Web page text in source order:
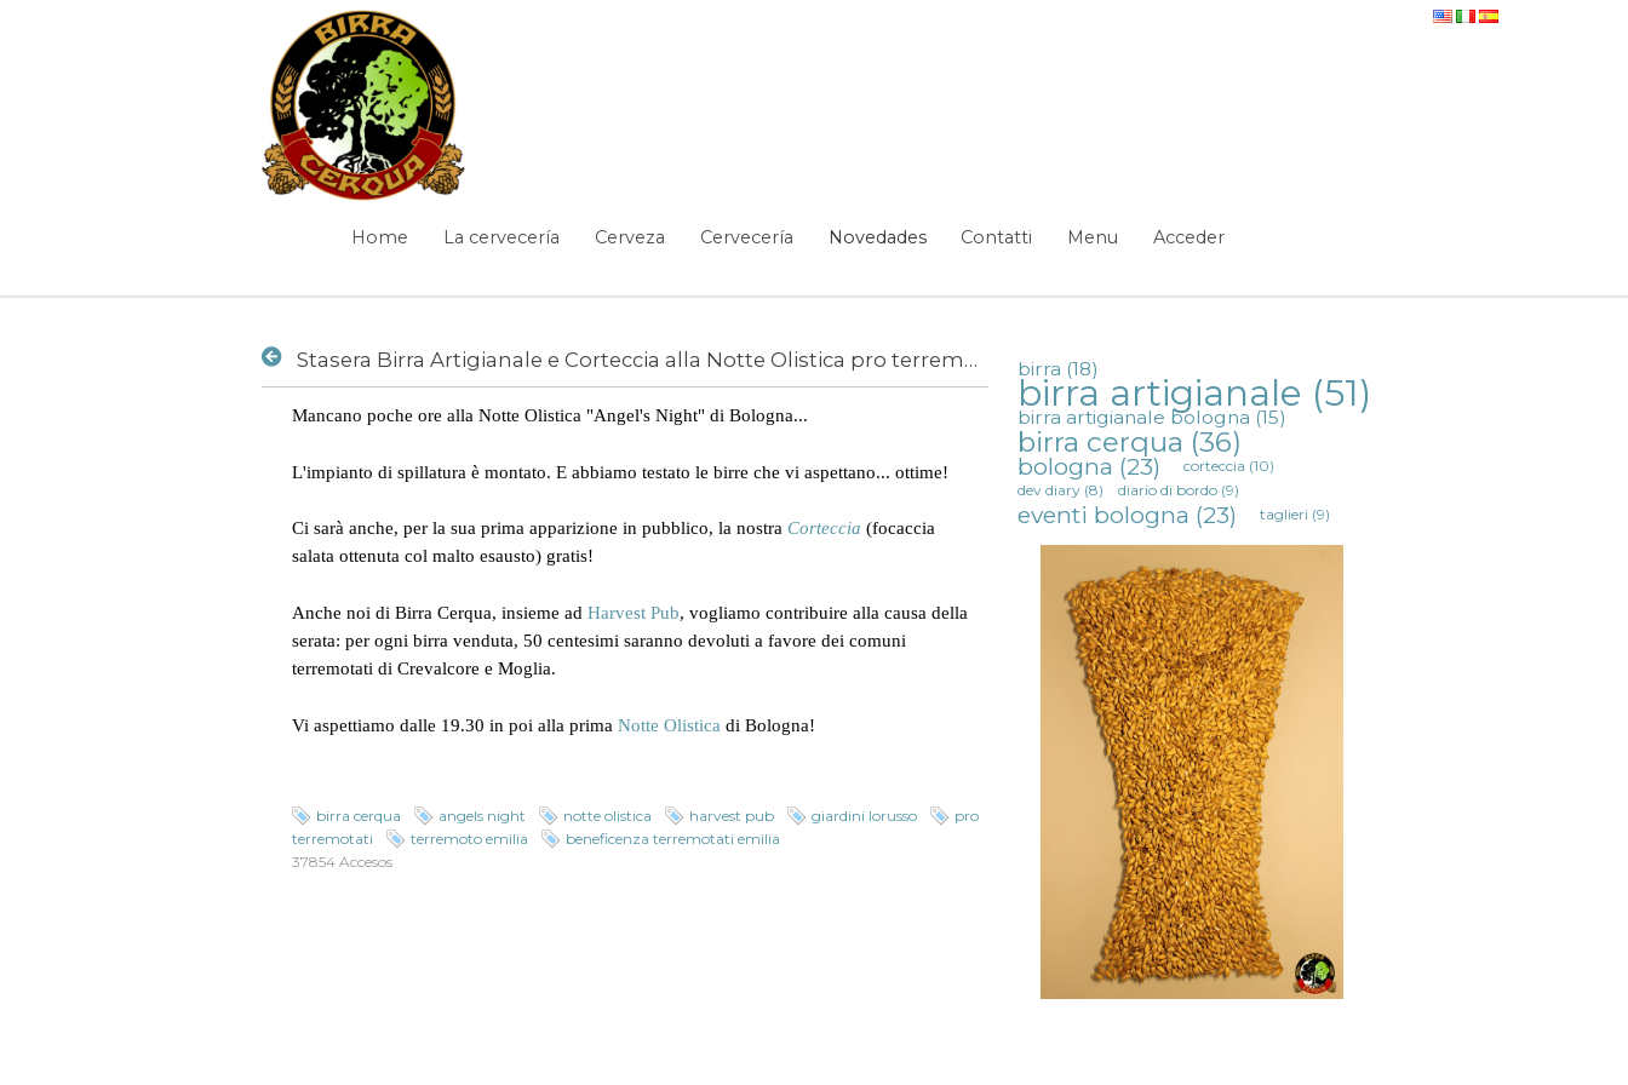
Navegación
Home La cervecería Cerveza Cervecería Novedades Contatti Menu Acceder
Camino de migas
Stasera Birra Artigianale e Corteccia alla Notte Olistica pro terremotati Emilia
Stasera Birra Artigianale e Corteccia alla Notte Olistica pro terremotati Emilia
Mancano poche ore alla Notte Olistica "Angel's Night" di Bologna...
L'impianto di spillatura è montato. E abbiamo testato le birre che vi aspettano... ottime!
Ci sarà anche, per la sua prima apparizione in pubblico, la nostra Corteccia (focaccia
salata ottenuta col malto esausto) gratis!
Anche noi di Birra Cerqua, insieme ad Harvest Pub, vogliamo contribuire alla causa della
serata: per ogni birra venduta, 50 centesimi saranno devoluti a favore dei comuni
terremotati di Crevalcore e Moglia.
Vi aspettiamo dalle 19.30 in poi alla prima Notte Olistica di Bologna!
birra cerqua angels night notte olistica harvest pub giardini lorusso
pro
terremotati
terremoto emilia
beneficenza terremotati emilia
37854 Accesos
birra (18)
birra artigianale (51)
birra artigianale bologna (15)
birra cerqua (36)
bologna (23) corteccia (10)
dev diary(8) diario di bordo(9)
eventi bologna (23) taglieri (9)